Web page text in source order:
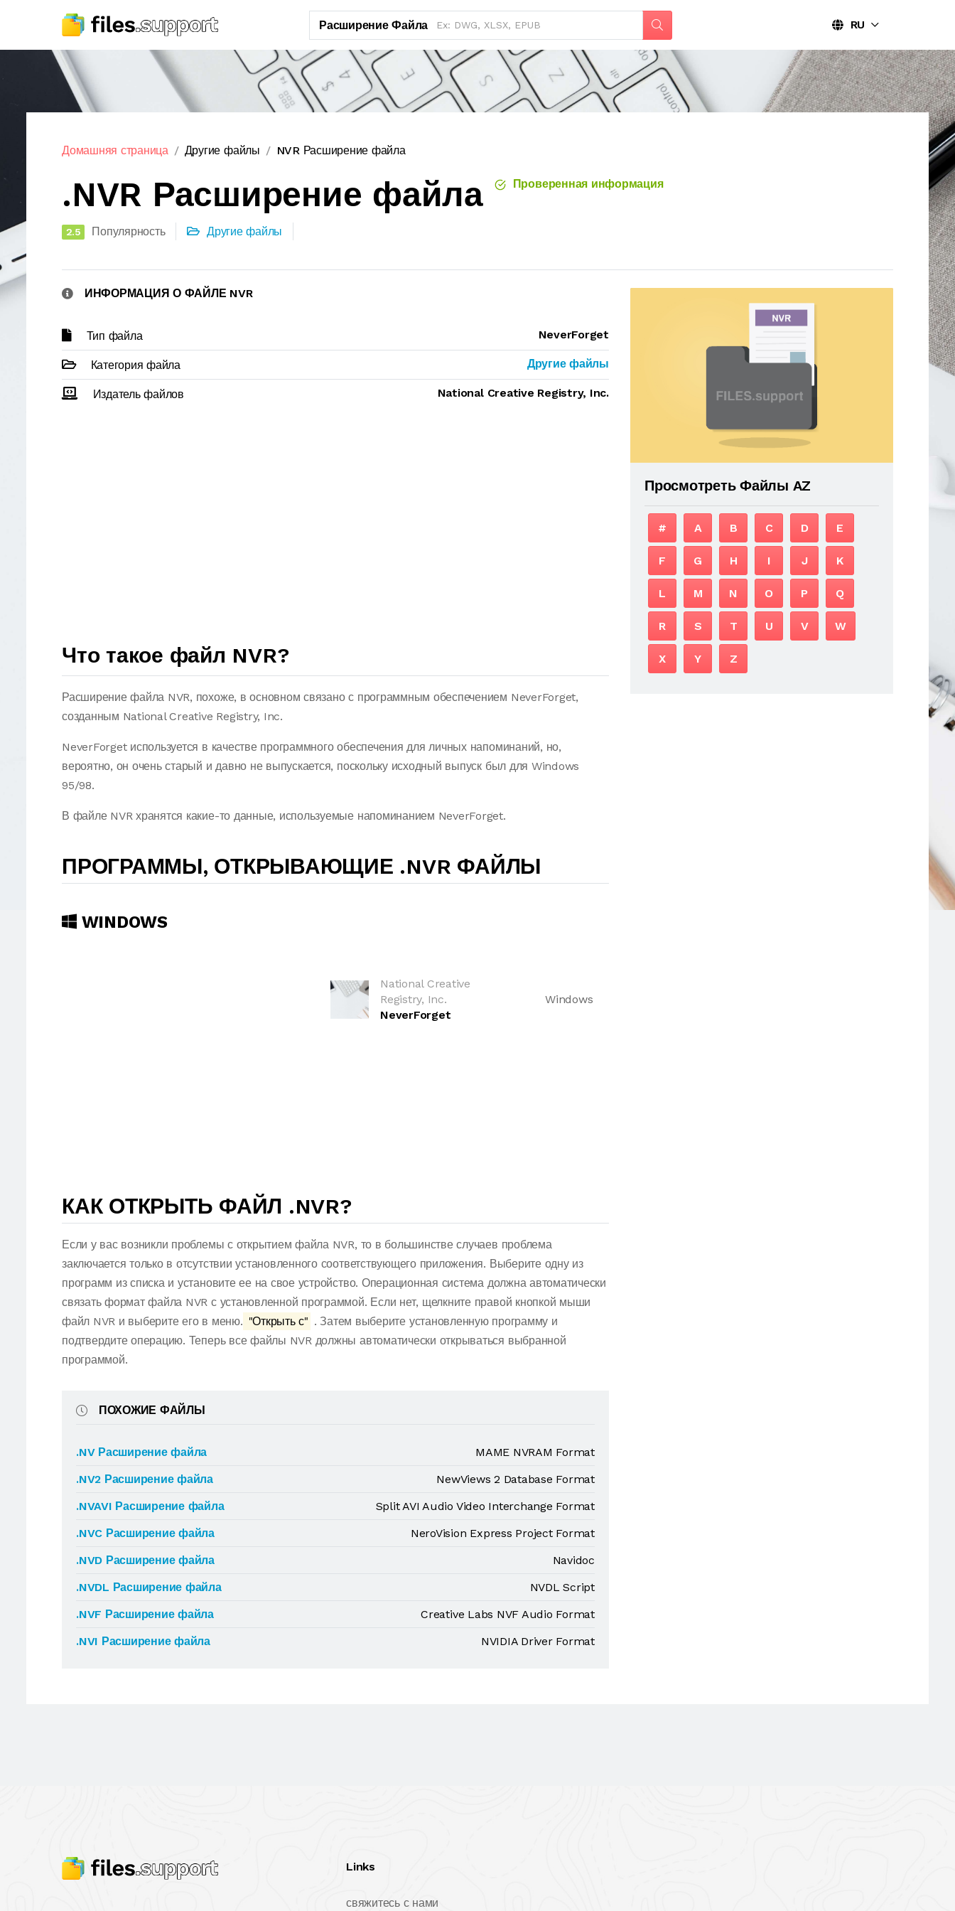
Расширение Файла RU
Домашняя страница Другие файлы NVR Расширение файла
.NVR Расширение файла Проверенная информация
2.5 Популярность Другие файлы
ИНФОРМАЦИЯ О ФАЙЛЕ NVR
Тип файла NeverForget
Категория файла Другие файлы
Издатель файлов National Creative Registry, Inc.
Что такое файл NVR?
Расширение файла NVR, похоже, в основном связано с программным обеспечением NeverForget,
созданным National Creative Registry, Inc.
NeverForget используется в качестве программного обеспечения для личных напоминаний, но,
вероятно, он очень старый и давно не выпускается, поскольку исходный выпуск был для Windows
95/98.
В файле NVR хранятся какие-то данные, используемые напоминанием NeverForget.
ПРОГРАММЫ, ОТКРЫВАЮЩИЕ .NVR ФАЙЛЫ
WINDOWS
National Creative
Registry, Inc.
NeverForget
Windows
КАК ОТКРЫТЬ ФАЙЛ .NVR?
Если у вас возникли проблемы с открытием файла NVR, то в большинстве случаев проблема
заключается только в отсутствии установленного соответствующего приложения. Выберите одну из
программ из списка и установите ее на свое устройство. Операционная система должна автоматически
связать формат файла NVR с установленной программой. Если нет, щелкните правой кнопкой мыши
файл NVR и выберите его в меню. "Открыть с" . Затем выберите установленную программу и
подтвердите операцию. Теперь все файлы NVR должны автоматически открываться выбранной
программой.
ПОХОЖИЕ ФАЙЛЫ
.NV Расширение файла
MAME NVRAM Format
.NV2 Расширение файла
NewViews 2 Database Format
.NVAVI Расширение файла
Split AVI Audio Video Interchange Format
.NVC Расширение файла
NeroVision Express Project Format
.NVD Расширение файла
Navidoc
.NVDL Расширение файла
NVDL Script
.NVF Расширение файла
Creative Labs NVF Audio Format
.NVI Расширение файла
NVIDIA Driver Format
Просмотреть Файлы AZ
# A B C D E
F G H I J K
L M N O P Q
R S T U V W
X Y Z
Links
свяжитесь с нами